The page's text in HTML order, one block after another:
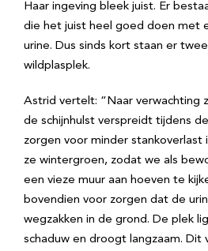
Haar ingeving bleek juist. Er
die het juist heel goed doen met
urine. Dus sinds kort staan er
wildplasplek.
Astrid vertelt: “Naar verwachting
de schijnhulst verspreidt tijdens
zorgen voor minder stankoverlast
ze wintergroen, zodat we als
een vieze muur aan hoeven te
bovendien voor zorgen dat de
wegzakken in de grond. De plek
schaduw en droogt langzaam. Dit